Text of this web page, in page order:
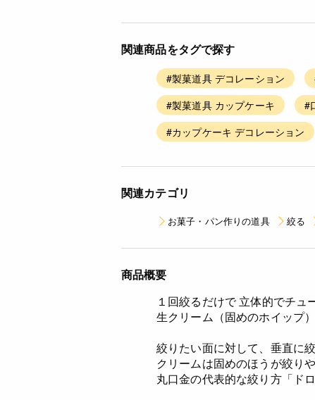
関連商品をタグで探す
#製菓道具 デコレーション
#製菓道具 カップケーキ
#
#カップケーキ デコレーション
関連カテゴリ
お菓子・パン作りの道具 絞る
商品概要
１回絞るだけで 立体的でチュ
生クリーム（固めのホイップ
絞りたい面に対して、垂直に
クリームは固めのほうが絞り
丸口金の代表的な絞り方「ド